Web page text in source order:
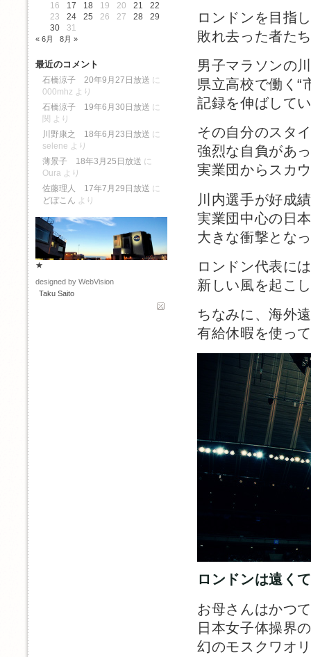
ロンドンを目指
敗れ去った者た
男子マラソンの
県立高校で働く“
記録を伸ばして
その自分のスタ
強烈な自負があ
実業団からスカ
川内選手が好成
実業団中心の日
大きな衝撃とな
ロンドン代表に
新しい風を起こ
ちなみに、海外
有給休暇を使っ
ロンドンは遠く
お母さんはかつ
日本女子体操界
幻のモスクワオ
16
17 18 19 20 21
22
23
24 25 26 27 28
29
30
31
« 6月 8月 »
最近のコメント
石橋涼子 20年9月27日放送 に
000mhz より
石橋涼子 19年6月30日放送 に
関 より
川野康之 18年6月23日放送 に
selene より
薄景子 18年3月25日放送 に
Oura より
佐藤理人 17年7月29日放送 に
どぼこん より
★
designed by WebVision
Taku Saito